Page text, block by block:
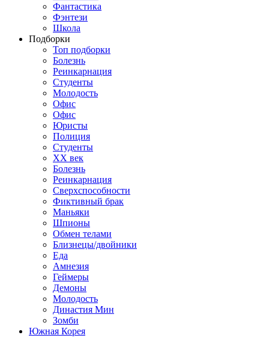
Фантастика
Фэнтези
Школа
Подборки
Топ подборки
Болезнь
Реинкарнация
Студенты
Молодость
Офис
Офис
Юристы
Полиция
Студенты
ХХ век
Болезнь
Реинкарнация
Сверхспособности
Фиктивный брак
Маньяки
Шпионы
Обмен телами
Близнецы/двойники
Еда
Амнезия
Геймеры
Демоны
Молодость
Династия Мин
Зомби
Южная Корея